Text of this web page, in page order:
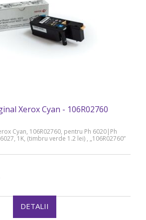
Xerox Cyan - 106R02760
Cyan, 106R02760, pentru Ph 6020|Ph
1K, (timbru verde 1.2 lei) , „106R02760”
DETALII